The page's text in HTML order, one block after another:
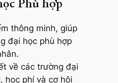
Phù hợp
thông minh, giúp
đại học phù hợp
về các trường đại
học phí và cơ hội